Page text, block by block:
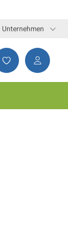
Unternehmen